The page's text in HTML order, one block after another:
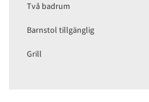
Två badrum
Barnstol tillgänglig
Grill